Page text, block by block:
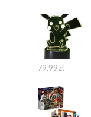
79,99zł